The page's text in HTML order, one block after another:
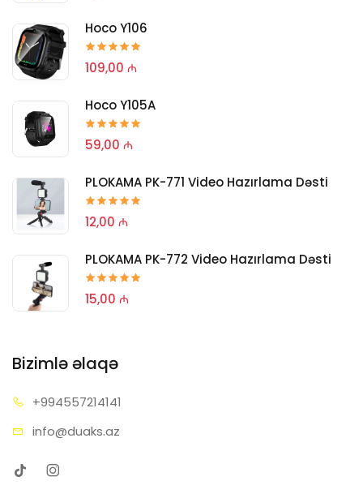
Hoco Y106
109,00 ₼
Hoco Y105A
59,00 ₼
PLOKAMA PK-771 Video Hazırlama Dəsti
12,00 ₼
PLOKAMA PK-772 Video Hazırlama Dəsti
15,00 ₼
Bizimlə əlaqə
+994557214141
info@duaks.az